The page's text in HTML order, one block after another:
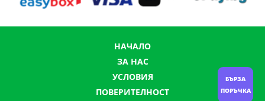
НАЧАЛО
ЗА НАС
УСЛОВИЯ
ПОВЕРИТЕЛНОСТ
БЪРЗА
ПОРЪЧКА